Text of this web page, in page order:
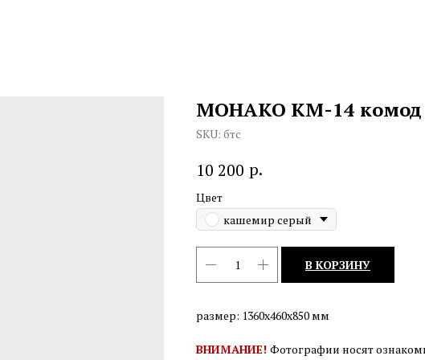
МОНАКО КМ-14 комод
SKU: бтс
10 200 р.
Цвет
кашемир серый
В КОРЗИНУ
размер: 1360х460х850 мм
ВНИМАНИЕ! Фотографии носят